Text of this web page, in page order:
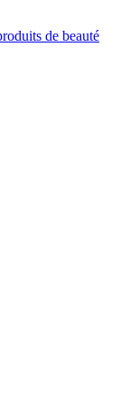
de beauté